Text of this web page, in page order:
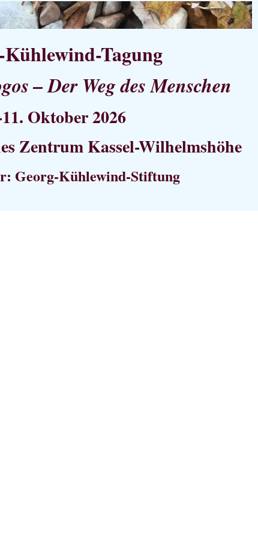
Kühlewind-Tagung
– Der Weg des Menschen
Oktober 2026
Zentrum Kassel-Wilhelmshöhe
Georg-Kühlewind-Stiftung